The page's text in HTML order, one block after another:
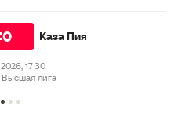
Каза Пия
17:30
Высшая лига